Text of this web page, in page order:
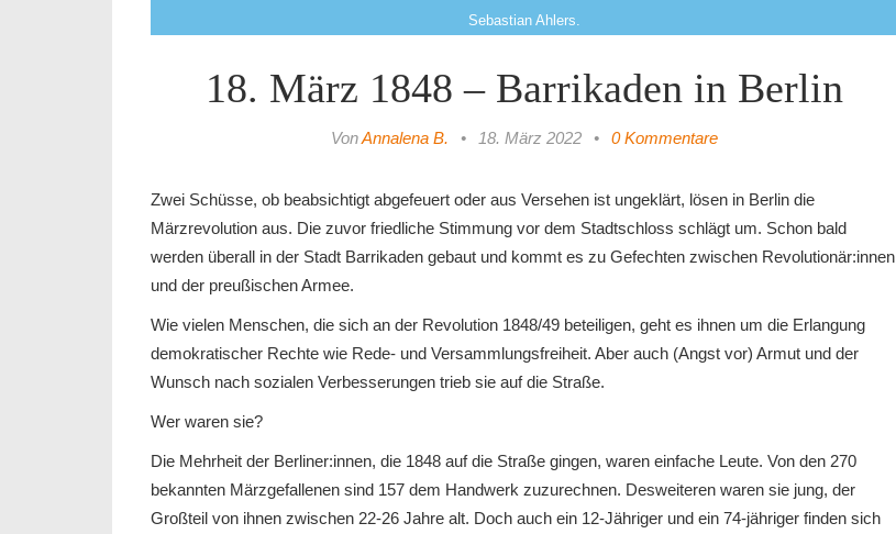
Sebastian Ahlers.
18. März 1848 – Barrikaden in Berlin
VonAnnalena B. • 18. März 2022 • 0 Kommentare
Zwei Schüsse, ob beabsichtigt abgefeuert oder aus Versehen ist ungeklärt, lösen in Berlin die
Märzrevolution aus. Die zuvor friedliche Stimmung vor dem Stadtschloss schlägt um. Schon bald
werden überall in der Stadt Barrikaden gebaut und kommt es zu Gefechten zwischen Revolutionär:innen
und der preußischen Armee.
Wie vielen Menschen, die sich an der Revolution 1848/49 beteiligen, geht es ihnen um die Erlangung
demokratischer Rechte wie Rede- und Versammlungsfreiheit. Aber auch (Angst vor) Armut und der
Wunsch nach sozialen Verbesserungen trieb sie auf die Straße.
Wer waren sie?
Die Mehrheit der Berliner:innen, die 1848 auf die Straße gingen, waren einfache Leute. Von den 270
bekannten Märzgefallenen sind 157 dem Handwerk zuzurechnen. Desweiteren waren sie jung, der
Großteil von ihnen zwischen 22-26 Jahre alt. Doch auch ein 12-Jähriger und ein 74-jähriger finden sich